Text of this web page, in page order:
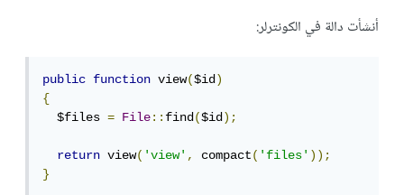
أنشأت دالة في الكونترلر:
public function view($id)
{
  $files
= File::find($id);
return view('view', compact('files'));
}